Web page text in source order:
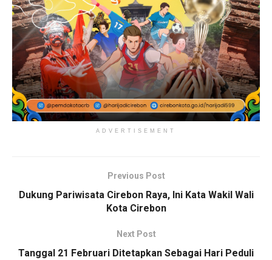
ADVERTISEMENT
Previous Post
Dukung Pariwisata Cirebon Raya, Ini Kata Wakil Wali
Kota Cirebon
Next Post
Tanggal 21 Februari Ditetapkan Sebagai Hari Peduli